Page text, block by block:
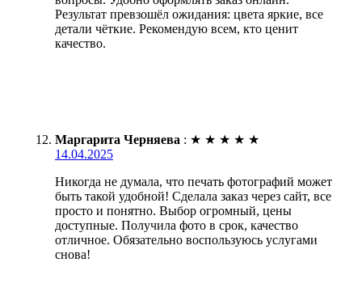
Результат превзошёл ожидания: цвета яркие, все
детали чёткие. Рекомендую всем, кто ценит
качество.
Маргарита Черняева : ★ ★ ★ ★ ★
14.04.2025
Никогда не думала, что печать фотографий может
быть такой удобной! Сделала заказ через сайт, все
просто и понятно. Выбор огромный, цены
доступные. Получила фото в срок, качество
отличное. Обязательно воспользуюсь услугами
снова!